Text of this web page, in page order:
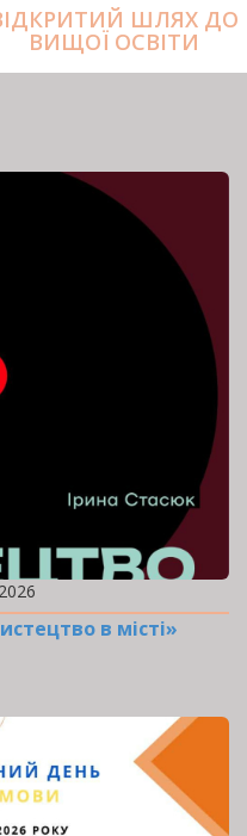
ШЛЯХ ДО
ВИЩОЇ ОСВІТИ
в місті»